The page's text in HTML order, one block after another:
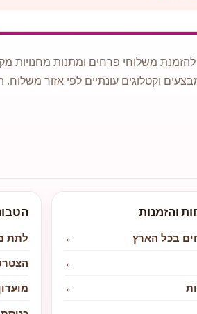
משלוחי פרחים ומתנות מחנויות
וקטלוגים עונתיים לפי אזור
והזמנות
בכל הארץ
←
←
←
לתת